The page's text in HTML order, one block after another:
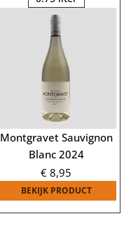
Montgravet Sauvignon
Blanc 2024
€ 8,95
BEKIJK PRODUCT